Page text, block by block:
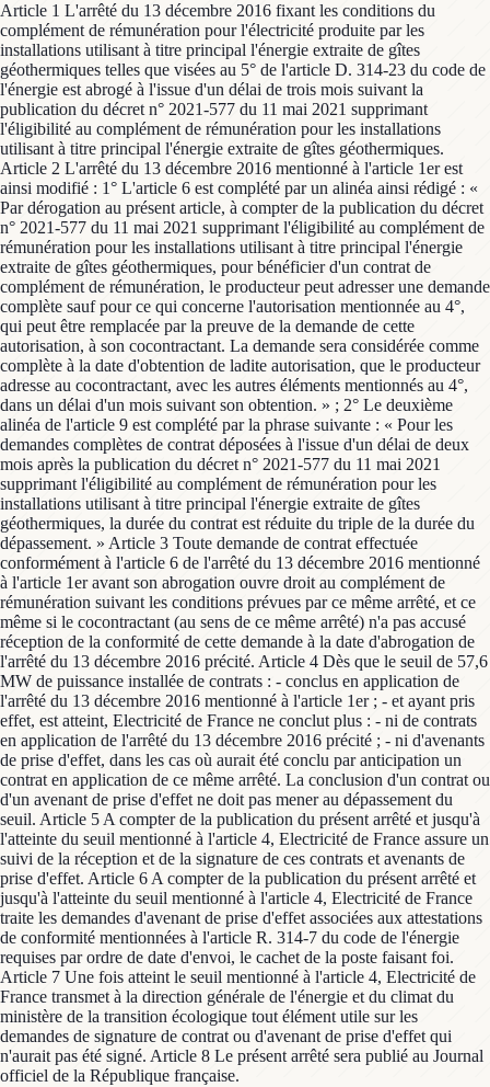
Article 1 L'arrêté du 13 décembre 2016 fixant les conditions du
complément de rémunération pour l'électricité produite par les
installations utilisant à titre principal l'énergie extraite de gîtes
géothermiques telles que visées au 5° de l'article D. 314-23 du code de
l'énergie est abrogé à l'issue d'un délai de trois mois suivant la
publication du décret n° 2021-577 du 11 mai 2021 supprimant
l'éligibilité au complément de rémunération pour les installations
utilisant à titre principal l'énergie extraite de gîtes géothermiques.
Article 2 L'arrêté du 13 décembre 2016 mentionné à l'article 1er est
ainsi modifié : 1° L'article 6 est complété par un alinéa ainsi rédigé : «
Par dérogation au présent article, à compter de la publication du décret
n° 2021-577 du 11 mai 2021 supprimant l'éligibilité au complément de
rémunération pour les installations utilisant à titre principal l'énergie
extraite de gîtes géothermiques, pour bénéficier d'un contrat de
complément de rémunération, le producteur peut adresser une demande
complète sauf pour ce qui concerne l'autorisation mentionnée au 4°,
qui peut être remplacée par la preuve de la demande de cette
autorisation, à son cocontractant. La demande sera considérée comme
complète à la date d'obtention de ladite autorisation, que le producteur
adresse au cocontractant, avec les autres éléments mentionnés au 4°,
dans un délai d'un mois suivant son obtention. » ; 2° Le deuxième
alinéa de l'article 9 est complété par la phrase suivante : « Pour les
demandes complètes de contrat déposées à l'issue d'un délai de deux
mois après la publication du décret n° 2021-577 du 11 mai 2021
supprimant l'éligibilité au complément de rémunération pour les
installations utilisant à titre principal l'énergie extraite de gîtes
géothermiques, la durée du contrat est réduite du triple de la durée du
dépassement. » Article 3 Toute demande de contrat effectuée
conformément à l'article 6 de l'arrêté du 13 décembre 2016 mentionné
à l'article 1er avant son abrogation ouvre droit au complément de
rémunération suivant les conditions prévues par ce même arrêté, et ce
même si le cocontractant (au sens de ce même arrêté) n'a pas accusé
réception de la conformité de cette demande à la date d'abrogation de
l'arrêté du 13 décembre 2016 précité. Article 4 Dès que le seuil de 57,6
MW de puissance installée de contrats : - conclus en application de
l'arrêté du 13 décembre 2016 mentionné à l'article 1er ; - et ayant pris
effet, est atteint, Electricité de France ne conclut plus : - ni de contrats
en application de l'arrêté du 13 décembre 2016 précité ; - ni d'avenants
de prise d'effet, dans les cas où aurait été conclu par anticipation un
contrat en application de ce même arrêté. La conclusion d'un contrat ou
d'un avenant de prise d'effet ne doit pas mener au dépassement du
seuil. Article 5 A compter de la publication du présent arrêté et jusqu'à
l'atteinte du seuil mentionné à l'article 4, Electricité de France assure un
suivi de la réception et de la signature de ces contrats et avenants de
prise d'effet. Article 6 A compter de la publication du présent arrêté et
jusqu'à l'atteinte du seuil mentionné à l'article 4, Electricité de France
traite les demandes d'avenant de prise d'effet associées aux attestations
de conformité mentionnées à l'article R. 314-7 du code de l'énergie
requises par ordre de date d'envoi, le cachet de la poste faisant foi.
Article 7 Une fois atteint le seuil mentionné à l'article 4, Electricité de
France transmet à la direction générale de l'énergie et du climat du
ministère de la transition écologique tout élément utile sur les
demandes de signature de contrat ou d'avenant de prise d'effet qui
n'aurait pas été signé. Article 8 Le présent arrêté sera publié au Journal
officiel de la République française.